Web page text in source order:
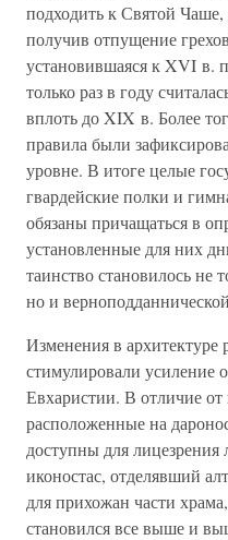
подходить к Святой
получив отпущение грехов
установившаяся к XVI в.
только раз в году
вплоть до XIX в. Более
правила были
уровне. В итоге целые
гвардейские полки и
обязаны причащаться в
установленные для них
таинство становилось не
но и
Изменения в архитектуре
стимулировали усиление
Евхаристии. В отличие от
расположенные на
доступны для
иконостас, отделявший
для прихожан части
становился все выше и